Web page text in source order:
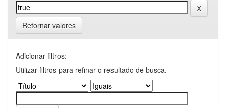
Retornar valores
Adicionar filtros:
Utilizar filtros para refinar o resultado de busca.